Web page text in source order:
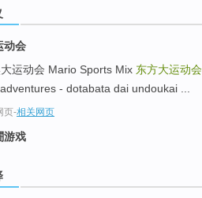
动会
大运动会 Mario Sports Mix 东方大运动会
- dotabata dai undoukai ...
页-相关网页
游戏